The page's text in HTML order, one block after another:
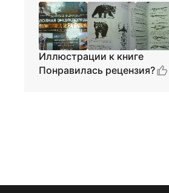
Иллюстрации к книге
Понравилась рецензия?